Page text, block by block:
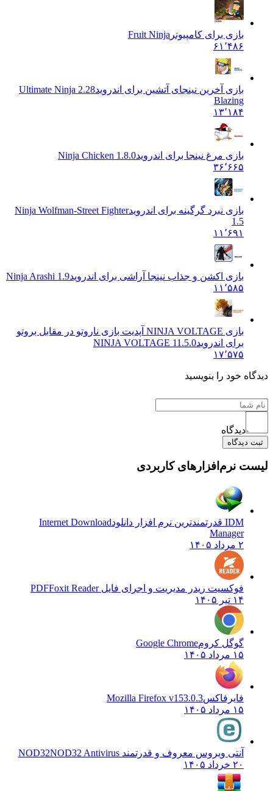
بازی برای کامپیوتر Fruit Ninja
۶۱٬۴۸۶
بازی آخرین نینجای آتشین برای اندروید
2.28 Ultimate Ninja
Blazing
۱۳٬۱۸۴
بازی مرغ نینجا برای اندرویدNinja Chicken 1.8.0
۳۶٬۶۶۵
بازی نبرد گرگینه برای اندرویدNinja Wolfman-Street Fighter
1.5
۱۱٬۶۹۱
بازی اکشن و جذاب نینجا آراشی برای اندرویدNinja Arashi 1.9
۱۱٬۵۸۵
بازی NINJA VOLTAGE آپدیت بازی ناروتو در مقابل بروتو
برای اندرویدNINJA VOLTAGE 11.5.0
۱۷٬۵۷۵
دیدگاه خود را بنویسید
دیدگاه
ثبت دیدگاه
لیست نرم‌افزارهای کاربردی
IDM قدرتمندترین نرم افزار دانلود
Internet Download
Manager
۲ مرداد ۱۴۰۵
فوکسیت ریدر مدیریت و اجرای فایل PDFFoxit Reader
۱۴ تیر ۱۴۰۵
گوگل کرومGoogle Chrome
۱۵ مرداد ۱۴۰۵
فایرفاکسMozilla Firefox v153.0.3
۱۵ مرداد ۱۴۰۵
آنتی ویروس معروف و قدرتمند NOD32 NOD32 Antivirus
۲۰ خرداد ۱۴۰۵